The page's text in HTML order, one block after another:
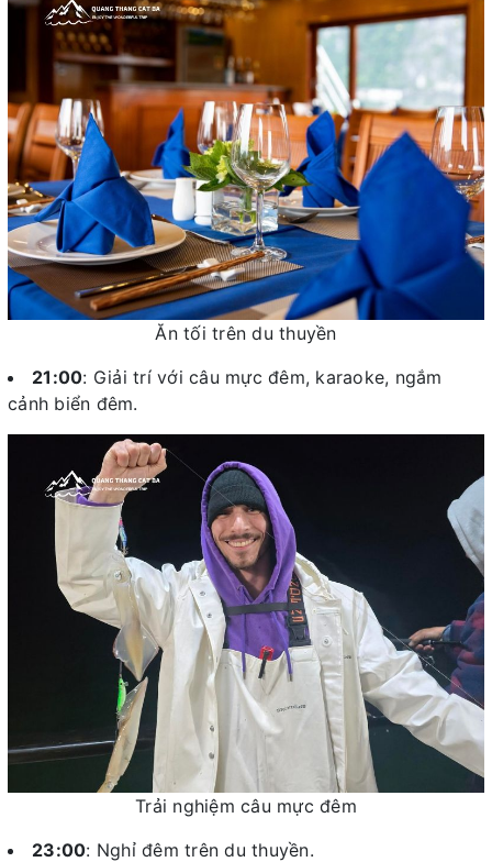
Ăn tối trên du thuyền
21:00: Giải trí với câu mực đêm, karaoke, ngắm
cảnh biển đêm.
Trải nghiệm câu mực đêm
23:00: Nghỉ đêm trên du thuyền.